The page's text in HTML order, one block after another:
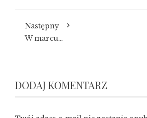
Następny
W marcu…
DODAJ KOMENTARZ